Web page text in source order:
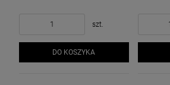
szt.
DO KOSZYKA